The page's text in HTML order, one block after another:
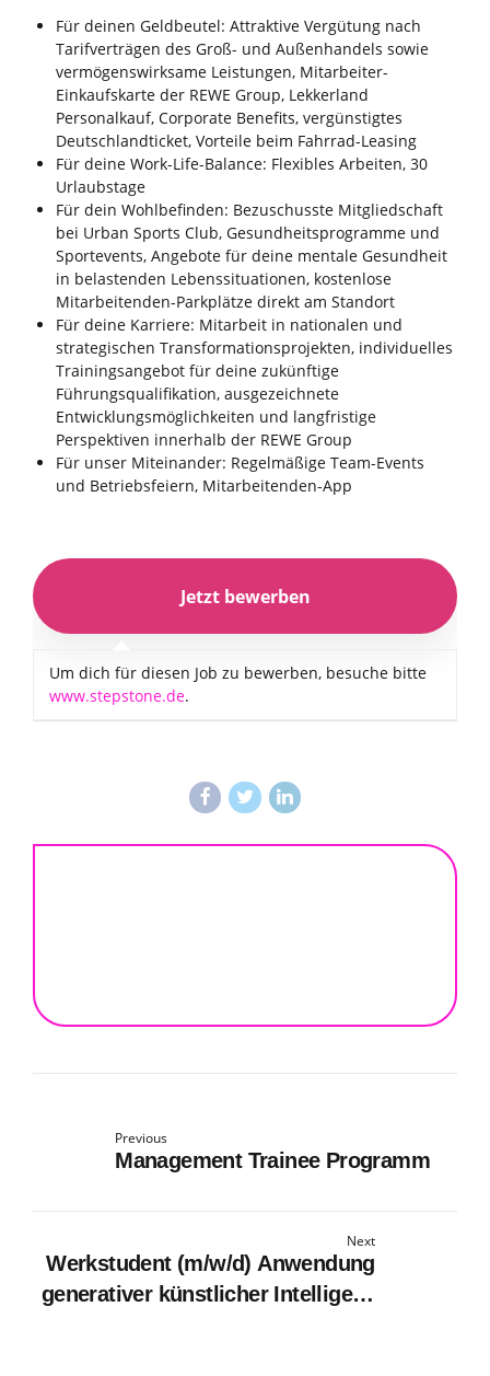
Für deinen Geldbeutel: Attraktive Vergütung nach
Tarifverträgen des Groß- und Außenhandels sowie
vermögenswirksame Leistungen, Mitarbeiter-
Einkaufskarte der REWE Group, Lekkerland
Personalkauf, Corporate Benefits, vergünstigtes
Deutschlandticket, Vorteile beim Fahrrad-Leasing
Für deine Work-Life-Balance: Flexibles Arbeiten, 30
Urlaubstage
Für dein Wohlbefinden: Bezuschusste Mitgliedschaft
bei Urban Sports Club, Gesundheitsprogramme und
Sportevents, Angebote für deine mentale Gesundheit
in belastenden Lebenssituationen, kostenlose
Mitarbeitenden-Parkplätze direkt am Standort
Für deine Karriere: Mitarbeit in nationalen und
strategischen Transformationsprojekten, individuelles
Trainingsangebot für deine zukünftige
Führungsqualifikation, ausgezeichnete
Entwicklungsmöglichkeiten und langfristige
Perspektiven innerhalb der REWE Group
Für unser Miteinander: Regelmäßige Team-Events
und Betriebsfeiern, Mitarbeitenden-App
Um dich für diesen Job zu bewerben, besuche bitte
www.stepstone.de.
Previous
Management Trainee Programm
Next
Werkstudent (m/w/d) Anwendung
generativer künstlicher Intelligenz